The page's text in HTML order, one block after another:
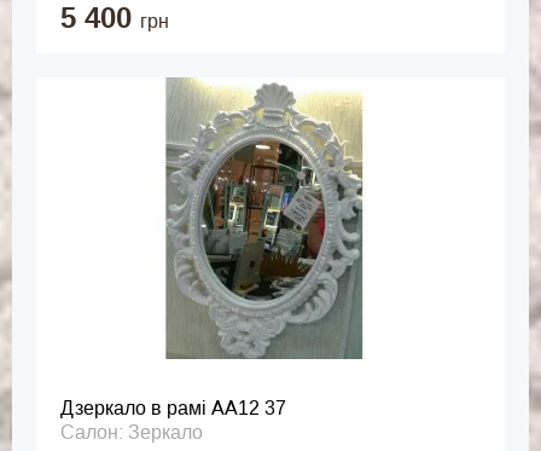
5 400 грн
Дзеркало в рамі АА12 37
Салон: Зеркало